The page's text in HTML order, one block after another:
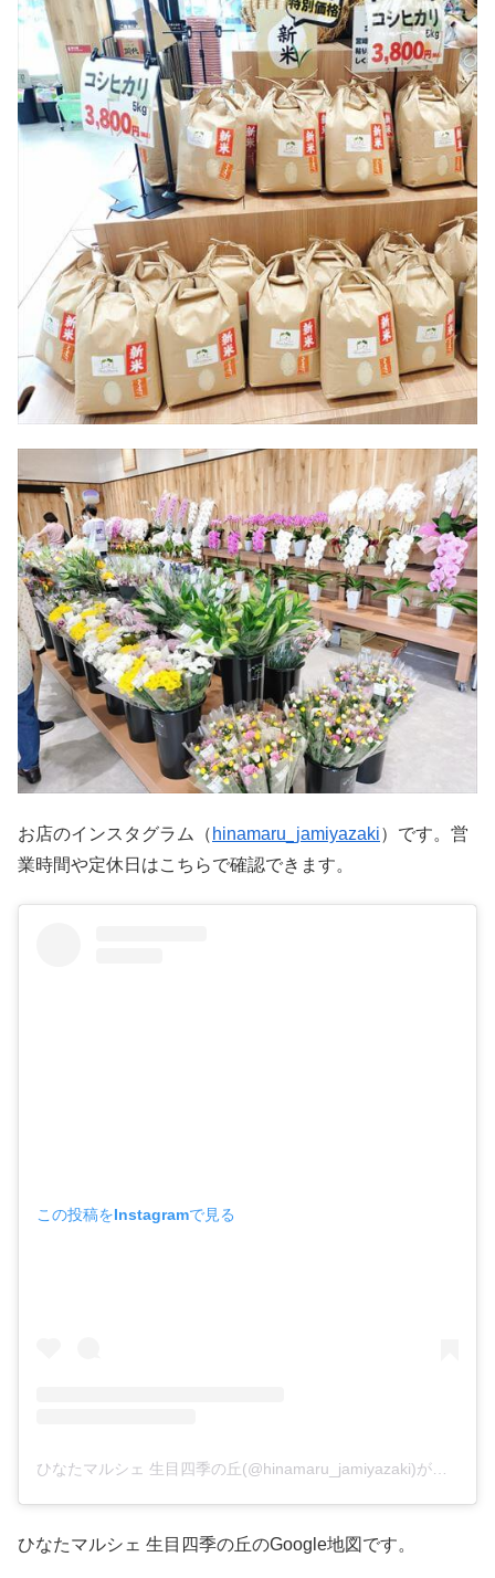
お店のインスタグラム（ hinamaru_jamiyazaki）です。営
業時間や定休日はこちらで確認できます。
この投稿をInstagramで見る
ひなたマルシェ 生目四季の丘(@hinamaru_jamiyazaki)がシェアした投稿
ひなたマルシェ 生目四季の丘のGoogle地図です。